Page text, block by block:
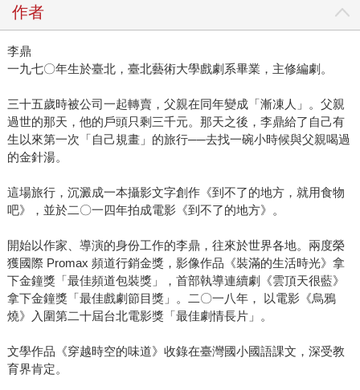
作者
李鼎
一九七〇年生於臺北，臺北藝術大學戲劇系畢業，主修編劇。
三十五歲時被公司一起轉賣，父親在同年變成「漸凍人」。父親
過世的那天，他的戶頭只剩三千元。那天之後，李鼎給了自己有
生以來第一次「自己規畫」的旅行──去找一碗小時候與父親喝過
的金針湯。
這場旅行，沉澱成一本攝影文字創作《到不了的地方，就用食物
吧》，並於二〇一四年拍成電影《到不了的地方》。
開始以作家、導演的身份工作的李鼎，往來於世界各地。兩度榮
獲國際 Promax 頻道行銷金獎，影像作品《裝滿的生活時光》拿
下金鐘獎「最佳頻道包裝獎」，首部執導連續劇《雲頂天很藍》
拿下金鐘獎「最佳戲劇節目獎」。二〇一八年， 以電影《烏鴉
燒》入圍第二十屆台北電影獎「最佳劇情長片」。
文學作品《穿越時空的味道》收錄在臺灣國小國語課文，深受教
育界肯定。